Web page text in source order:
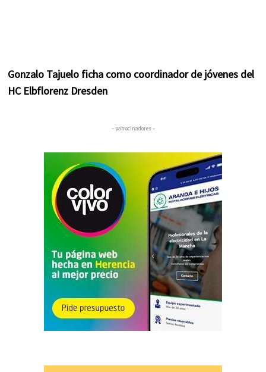
Gonzalo Tajuelo ficha como coordinador de jóvenes del
HC Elbflorenz Dresden
– patrocinadores –